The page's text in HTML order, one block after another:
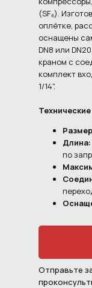
(SF₆).
оплётке,
оснащены
DN8 или
краном с
комплект
1/14".
Длина:
по
Отправьте